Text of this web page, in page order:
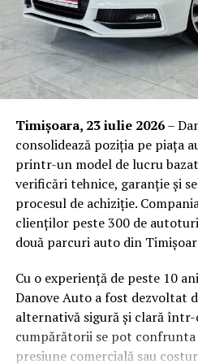
Beneficiile
companie ale
instruite
formalitate bifată pe lista de
măsurabile asupra modului în
organizația și asupra
Răspuns rapid și
reduce gravitatea
perioadele de absență
Conformitate cu
sănătate în muncă,
asigure măsuri de prim
pentru acordarea acestuia.
Reducerea
Timișoara, 23 iulie 2026–
consolidează poziția pe piața
printr-un model de lucru
verificări tehnice, garanție și
procesul de achiziție.
clienților peste 300 de
două parcuri auto din
Cu o experiență de peste 10
Danove Auto a fost dezvoltat
alternativă sigură și clară
cumpărătorii se pot
presiune comercială sau